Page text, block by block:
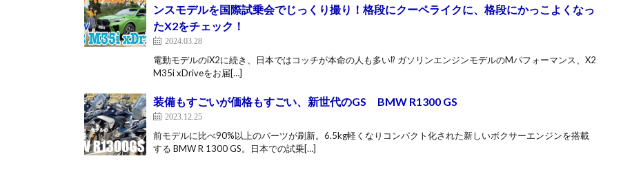
ンスモデルを国際試乗会でじっくり撮り！格段にクーペライクに、格段にかっこよくなっ
たX2をチェック！
2024.03.28
電動モデルのiX2に続き、日本ではコッチが本命の人も多い⁉ ガソリンエンジンモデルのMパフォーマンス、X2
M35i xDriveをお届[…]
装備もすごいが価格もすごい、新世代のGS BMW R1300 GS
2023.12.25
前モデルに比べ90%以上のパーツが刷新。6.5kg軽くなりコンパクト化された新しいボクサーエンジンを搭載
する BMW R 1300 GS。日本での試乗[…]